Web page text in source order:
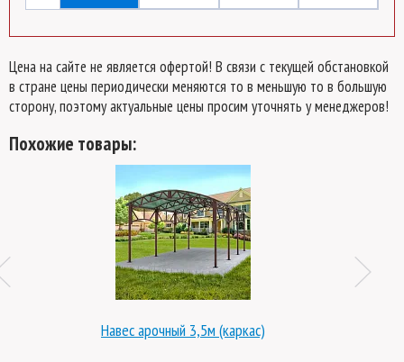
Цена на сайте не является офертой! В связи с текущей обстановкой
в стране цены периодически меняются то в меньшую то в большую
сторону, поэтому актуальные цены просим уточнять у менеджеров!
Похожие товары:
Навес арочный 3,5м (каркас)